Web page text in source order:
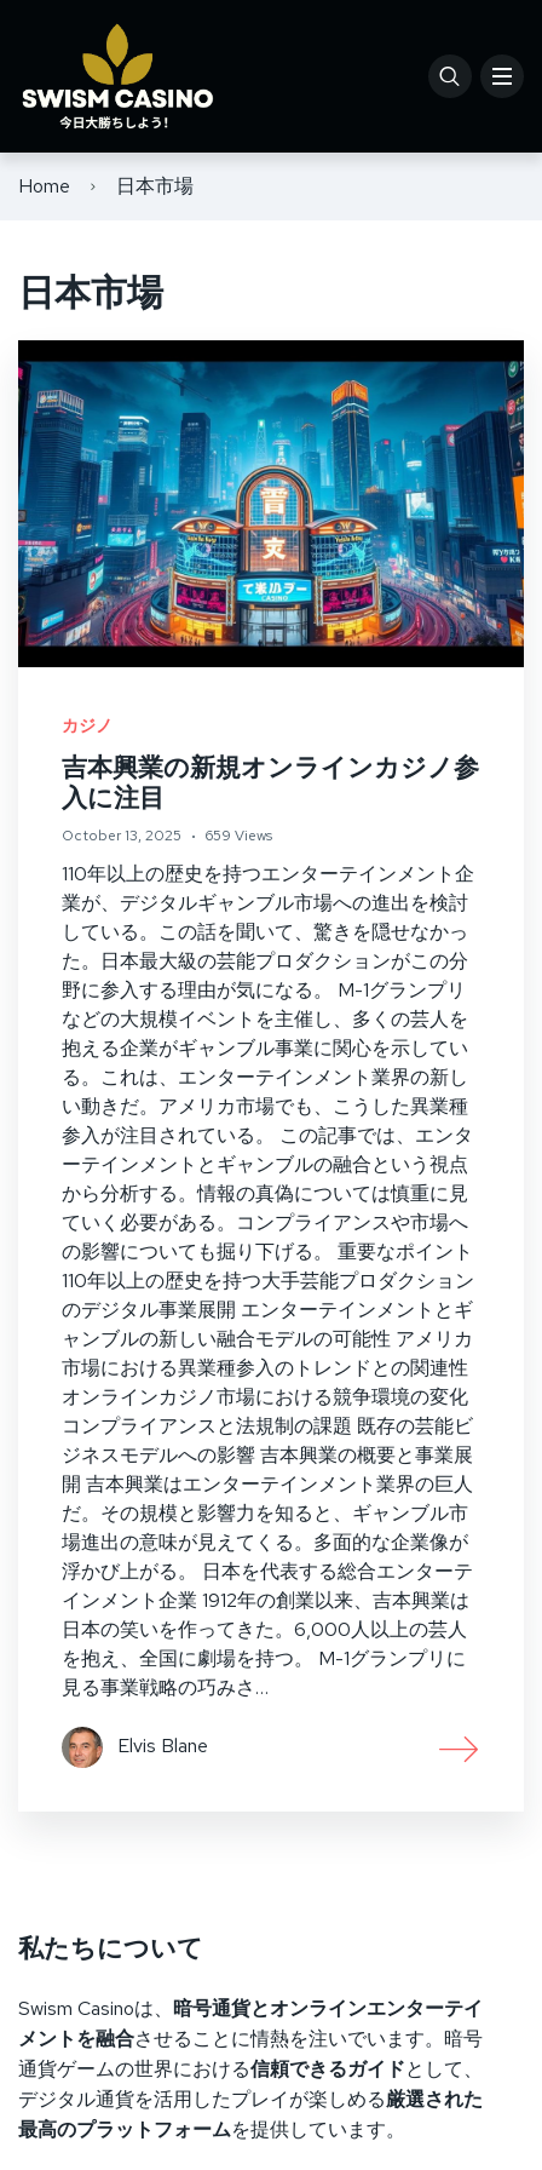
Home 日本市場
日本市場
カジノ
吉本興業の新規オンラインカジノ参
入に注目
October 13, 2025 659 Views
110年以上の歴史を持つエンターテインメント企
業が、デジタルギャンブル市場への進出を検討
している。この話を聞いて、驚きを隠せなかっ
た。日本最大級の芸能プロダクションがこの分
野に参入する理由が気になる。 M-1グランプリ
などの大規模イベントを主催し、多くの芸人を
抱える企業がギャンブル事業に関心を示してい
る。これは、エンターテインメント業界の新し
い動きだ。アメリカ市場でも、こうした異業種
参入が注目されている。 この記事では、エンタ
ーテインメントとギャンブルの融合という視点
から分析する。情報の真偽については慎重に見
ていく必要がある。コンプライアンスや市場へ
の影響についても掘り下げる。 重要なポイント
110年以上の歴史を持つ大手芸能プロダクション
のデジタル事業展開 エンターテインメントとギ
ャンブルの新しい融合モデルの可能性 アメリカ
市場における異業種参入のトレンドとの関連性
オンラインカジノ市場における競争環境の変化
コンプライアンスと法規制の課題 既存の芸能ビ
ジネスモデルへの影響 吉本興業の概要と事業展
開 吉本興業はエンターテインメント業界の巨人
だ。その規模と影響力を知ると、ギャンブル市
場進出の意味が見えてくる。多面的な企業像が
浮かび上がる。 日本を代表する総合エンターテ
インメント企業 1912年の創業以来、吉本興業は
日本の笑いを作ってきた。6,000人以上の芸人
を抱え、全国に劇場を持つ。 M-1グランプリに
見る事業戦略の巧みさ…
Elvis Blane
私たちについて
Swism Casinoは、 暗号通貨とオンラインエンターテイ
メントを融合させることに情熱を注いでいます。暗号
通貨ゲームの世界における信頼できるガイドとして、
デジタル通貨を活用したプレイが楽しめる厳選された
最高のプラットフォームを提供しています。